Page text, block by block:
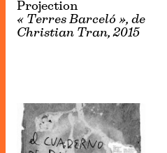
Projection
« Terres Barceló », de
Christian Tran, 2015